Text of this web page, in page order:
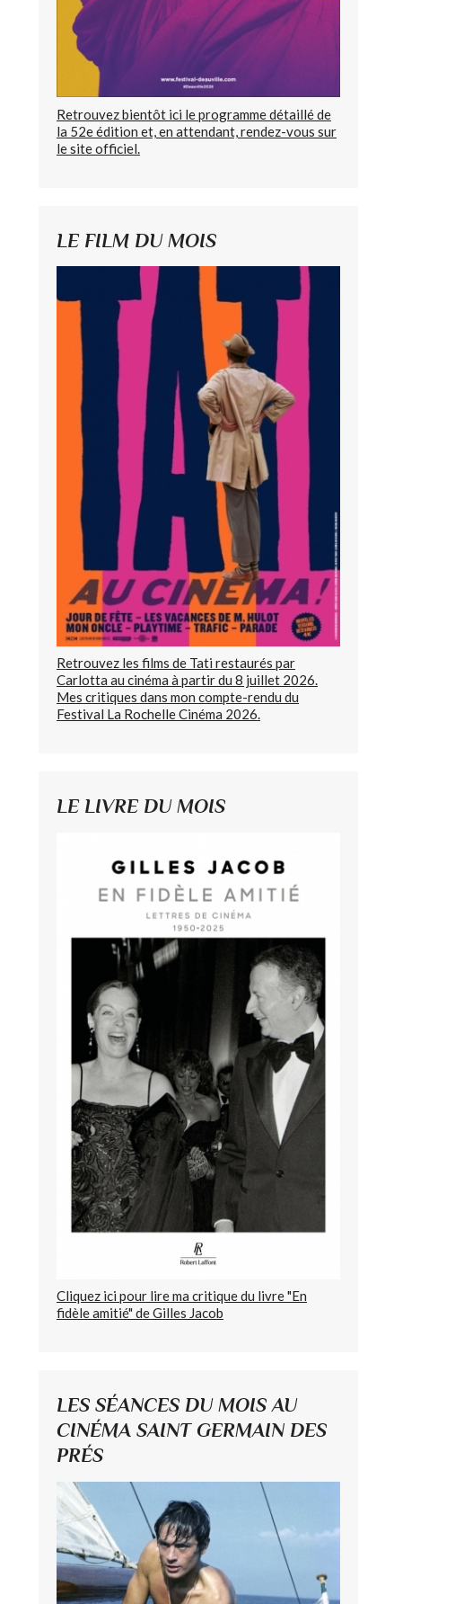
Retrouvez bientôt ici le programme détaillé de
la 52e édition et, en attendant, rendez-vous sur
le site officiel.
LE FILM DU MOIS
Retrouvez les films de Tati restaurés par
Carlotta au cinéma à partir du 8 juillet 2026.
Mes critiques dans mon compte-rendu du
Festival La Rochelle Cinéma 2026.
LE LIVRE DU MOIS
Cliquez ici pour lire ma critique du livre "En
fidèle amitié" de Gilles Jacob
LES SÉANCES DU MOIS AU
CINÉMA SAINT GERMAIN DES
PRÉS